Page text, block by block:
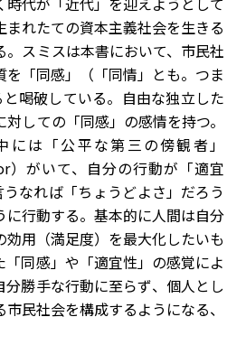
まれたての資本主義社会を生きる
。スミスは本書において、市民社
を「同感」（「同情」とも。つま
喝破している。自由な独立した
しての「同感」の感情を持つ。
には「公平な第三の傍観者」
）がいて、自分の行動が「適宜
なれば「ちょうどよさ」だろう
に行動する。基本的に人間は自分
効用（満足度）を最大化したいも
「同感」や「適宜性」の感覚によ
分勝手な行動に至らず、個人とし
民社会を構成するようになる、